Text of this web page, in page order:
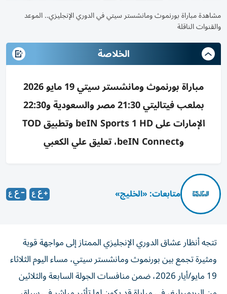
مشاهدة مباراة بورنموث ومانشستر سيتي في الدوري الإنجليزي.. الموعد
والقنوات الناقلة
الخلاصة
مباراة بورنموث ومانشستر سيتي 19 مايو 2026
بملعب فيتاليتي 21:30 مصر والسعودية و22:30
الإمارات على beIN Sports 1 HD وتطبيق TOD
وbeIN Connect، تعليق علي الكعبي
متابعات: «الخليج»
تتجه أنظار عشاق الدوري الإنجليزي الممتاز إلى مواجهة قوية
ومثيرة تجمع بين بورنموث ومانشستر سيتي، مساء اليوم الثلاثاء
19 مايو/أيار 2026، ضمن منافسات الجولة السابعة والثلاثين